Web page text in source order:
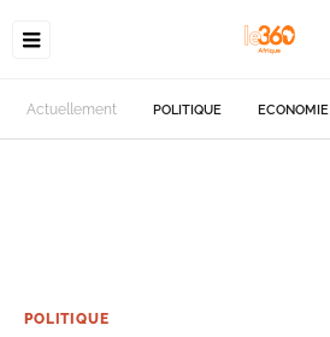
Actuellement POLITIQUE ECONOMIE
POLITIQUE